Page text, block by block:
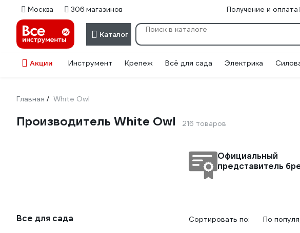
Москва 306 магазинов Получение и оплата
Каталог
Акции Инструмент Крепеж Всё для сада Электрика
Главная / White Owl
Производитель White Owl 216 товаров
Официальный
представитель
Все для сада Сортировать по: По